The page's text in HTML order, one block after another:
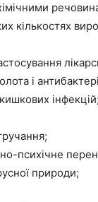
кількостях
і
інфекцій;
психічне
природи;